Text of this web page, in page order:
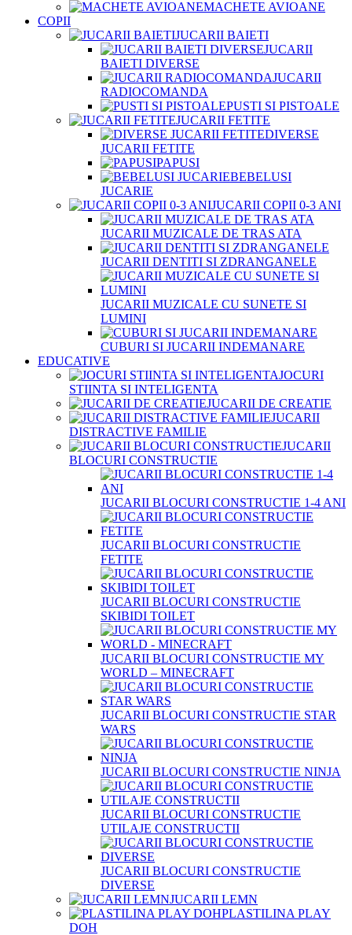
MACHETE AVIOANE
COPII
JUCARII BAIETI
JUCARII
BAIETI DIVERSE
JUCARII
RADIOCOMANDA
PUSTI SI PISTOALE
JUCARII FETITE
DIVERSE
JUCARII FETITE
PAPUSI
BEBELUSI
JUCARIE
JUCARII COPII 0-3 ANI
JUCARII MUZICALE DE TRAS ATA
JUCARII DENTITI SI ZDRANGANELE
JUCARII MUZICALE CU SUNETE SI
LUMINI
CUBURI SI JUCARII INDEMANARE
EDUCATIVE
JOCURI
STIINTA SI INTELIGENTA
JUCARII DE CREATIE
JUCARII
DISTRACTIVE FAMILIE
JUCARII
BLOCURI CONSTRUCTIE
JUCARII BLOCURI CONSTRUCTIE 1-4 ANI
JUCARII BLOCURI CONSTRUCTIE
FETITE
JUCARII BLOCURI CONSTRUCTIE
SKIBIDI TOILET
JUCARII BLOCURI CONSTRUCTIE MY
WORLD – MINECRAFT
JUCARII BLOCURI CONSTRUCTIE STAR
WARS
JUCARII BLOCURI CONSTRUCTIE NINJA
JUCARII BLOCURI CONSTRUCTIE
UTILAJE CONSTRUCTII
JUCARII BLOCURI CONSTRUCTIE
DIVERSE
JUCARII LEMN
PLASTILINA PLAY
DOH